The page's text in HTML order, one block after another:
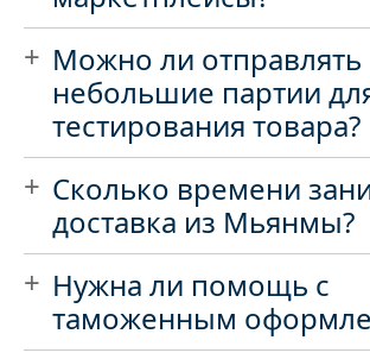
Можно ли отправлять
небольшие партии
тестирования товара?
Сколько времени
доставка из Мьянмы?
Нужна ли помощь с
таможенным